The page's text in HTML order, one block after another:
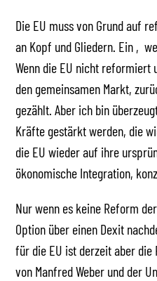
Die EU muss von Grund auf
an Kopf und Gliedern. Ein
Wenn die EU nicht reformiert
den gemeinsamen Markt,
gezählt. Aber ich bin
Kräfte gestärkt werden, die
die EU wieder auf ihre
ökonomische Integration,
Nur wenn es keine Reform
Option über einen Dexit
für die EU ist derzeit aber
von Manfred Weber und der